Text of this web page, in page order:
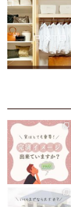
tomoe_kikuchi_lifeplan
住宅ローン返済中、70歳
あたりでお金が足りなく
なることに、気づくことに
なったら…...
12月 13
tomoe_kikuchi_lifeplan